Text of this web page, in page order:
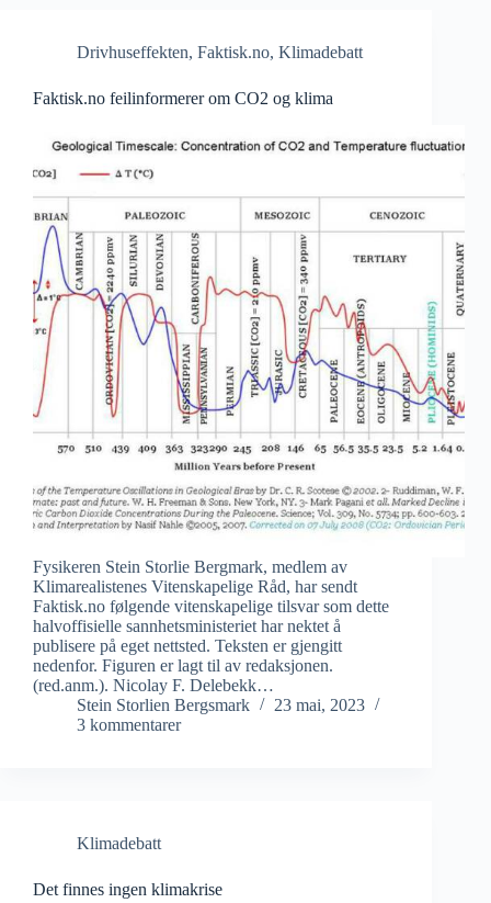
Drivhuseffekten, Faktisk.no, Klimadebatt
Faktisk.no feilinformerer om CO2 og klima
Fysikeren Stein Storlie Bergmark, medlem av
Klimarealistenes Vitenskapelige Råd, har sendt
Faktisk.no følgende vitenskapelige tilsvar som dette
halvoffisielle sannhetsministeriet har nektet å
publisere på eget nettsted. Teksten er gjengitt
nedenfor. Figuren er lagt til av redaksjonen.
(red.anm.). Nicolay F. Delebekk…
Stein Storlien Bergsmark
23 mai, 2023
3 kommentarer
Klimadebatt
Det finnes ingen klimakrise